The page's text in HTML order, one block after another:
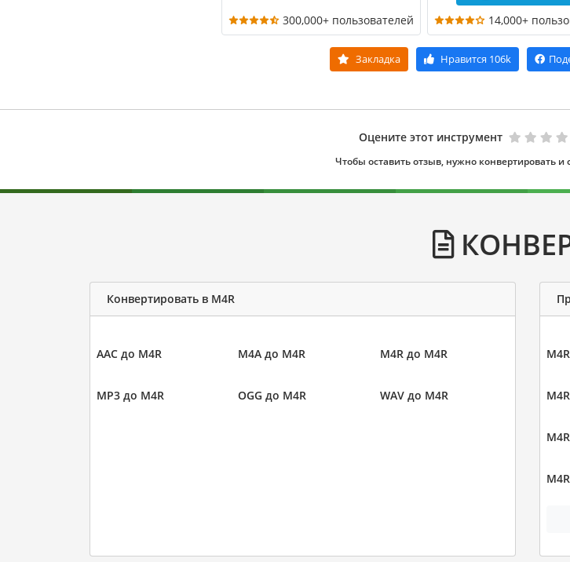
300,000+ пользователей 14,000+
Закладка Нравится 106k
Оцените этот инструмент
Чтобы оставить отзыв, нужно конвертировать
Конвертировать в M4R
AAC до M4R M4A до M4R M4R до M4R
MP3 до M4R OGG до M4R WAV до M4R